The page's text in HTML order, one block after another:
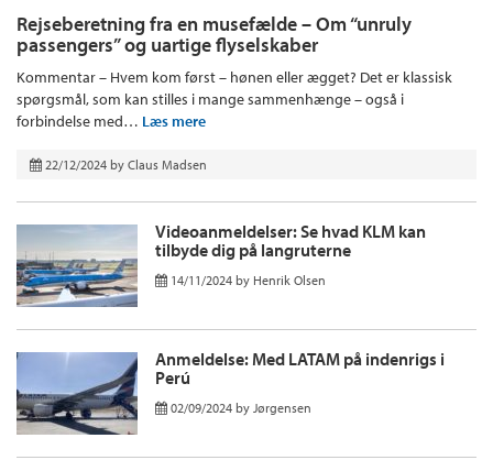
Rejseberetning fra en musefælde – Om “unruly
passengers” og uartige flyselskaber
Kommentar – Hvem kom først – hønen eller ægget? Det er klassisk
spørgsmål, som kan stilles i mange sammenhænge – også i
forbindelse med… Læs mere
22/12/2024 by Claus Madsen
Videoanmeldelser: Se hvad KLM kan
tilbyde dig på langruterne
14/11/2024 by Henrik Olsen
Anmeldelse: Med LATAM på indenrigs i
Perú
02/09/2024 by Jørgensen